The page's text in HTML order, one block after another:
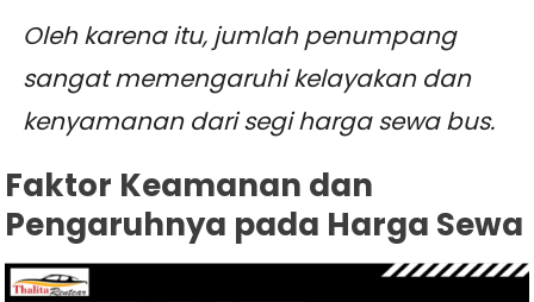
Oleh karena itu, jumlah penumpang
sangat memengaruhi kelayakan dan
kenyamanan dari segi harga sewa bus.
Faktor Keamanan dan
Pengaruhnya pada Harga Sewa